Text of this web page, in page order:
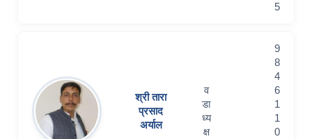
5
श्री तारा
प्रसाद
अर्याल
व
डा
ध्य
क्ष
9
8
4
6
1
1
0